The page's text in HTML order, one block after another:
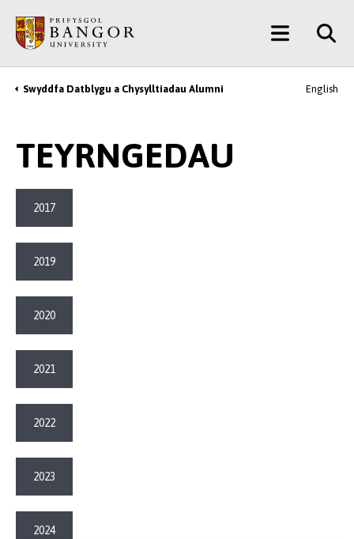
Prif
Gynnwys
Main
Menu
Breadcrumb
Swyddfa Datblygu a Chysylltiadau Alumni English
TEYRNGEDAU
2017
2019
2020
2021
2022
2023
2024